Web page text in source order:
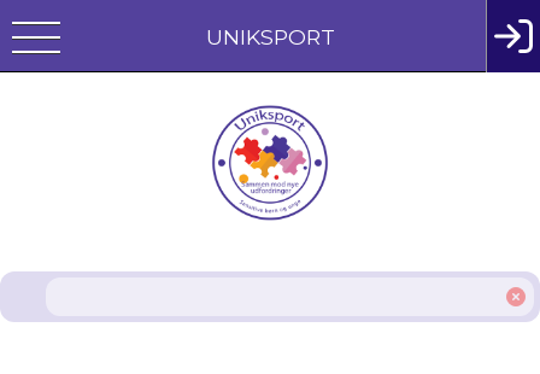
UNIKSPORT